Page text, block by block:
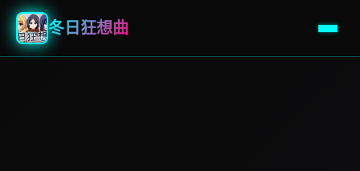
冬日狂想曲